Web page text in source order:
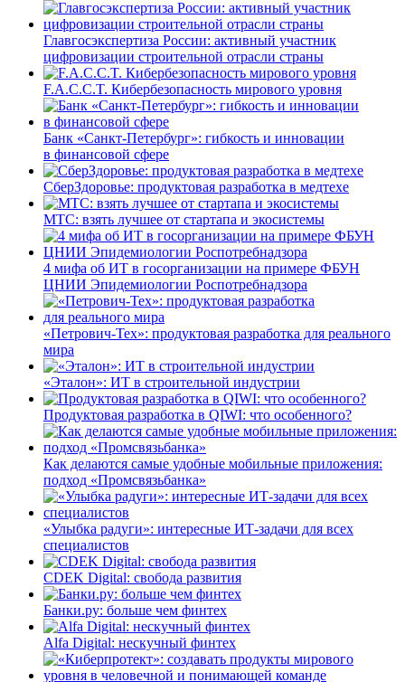
Главгосэкспертиза России: активный участник
цифровизации строительной отрасли страны
F.A.C.C.T. Кибербезопасность мирового уровня
Банк «Санкт-Петербург»: гибкость и инновации
в финансовой сфере
СберЗдоровье: продуктовая разработка в медтехе
МТС: взять лучшее от стартапа и экосистемы
4 мифа об ИТ в госорганизации на примере ФБУН
ЦНИИ Эпидемиологии Роспотребнадзора
«Петрович-Тех»: продуктовая разработка для реального
мира
«Эталон»: ИТ в строительной индустрии
Продуктовая разработка в QIWI: что особенного?
Как делаются самые удобные мобильные приложения:
подход «Промсвязьбанка»
«Улыбка радуги»: интересные ИТ-задачи для всех
специалистов
CDEK Digital: свобода развития
Банки.ру: больше чем финтех
Alfa Digital: нескучный финтех